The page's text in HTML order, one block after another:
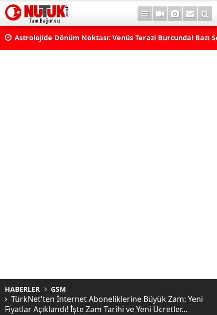
Astrolojide Dönüm Noktası: Venüs Terazi Burcunda! Bazı
HABERLER GSM
TürkNet'ten İnternet Aboneliklerine Büyük Zam: Yeni
Fiyatlar Açıklandı! İşte Zam Tarihi ve Yeni Ücretler...